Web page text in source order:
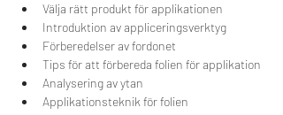
Välja rätt produkt för applikationen
Introduktion av appliceringsverktyg
Förberedelser av fordonet
Tips för att förbereda folien för applikation
Analysering av ytan
Applikationsteknik för folien